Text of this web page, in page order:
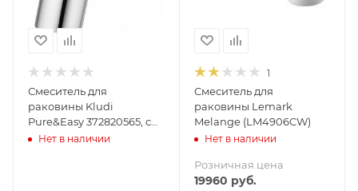
Смеситель для
раковины Kludi
Pure&Easy 372820565, с
донным клапаном
Нет в наличии
1
Смеситель для
раковины Lemark
Melange (LM4906CW)
Нет в наличии
Розничная цена
19960 руб.